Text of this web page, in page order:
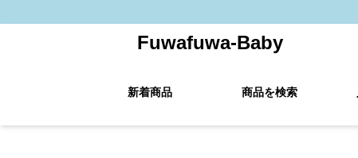
Fuwafuwa-Baby
新着商品 商品を検索